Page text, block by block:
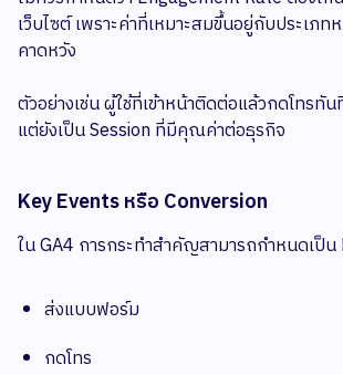
เว็บไซต์ เพราะค่าที่เหมาะสมขึ้นอยู่กับประเภ
คาดหวัง
ตัวอย่างเช่น ผู้ใช้ที่เข้าหน้าติดต่อแล้วกดโทรทัน
แต่ยังเป็น Session ที่มีคุณค่าต่อธุรกิจ
Key Events หรือ Conversion
ใน GA4 การกระทำสำคัญสามารถกำหนดเป็น
ส่งแบบฟอร์ม
กดโทร